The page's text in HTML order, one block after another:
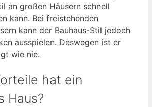
an großen Häusern schnell
kann. Bei freistehenden
kann der Bauhaus-Stil jedoch
ausspielen. Deswegen ist er
wie nie.
hat ein
Haus?